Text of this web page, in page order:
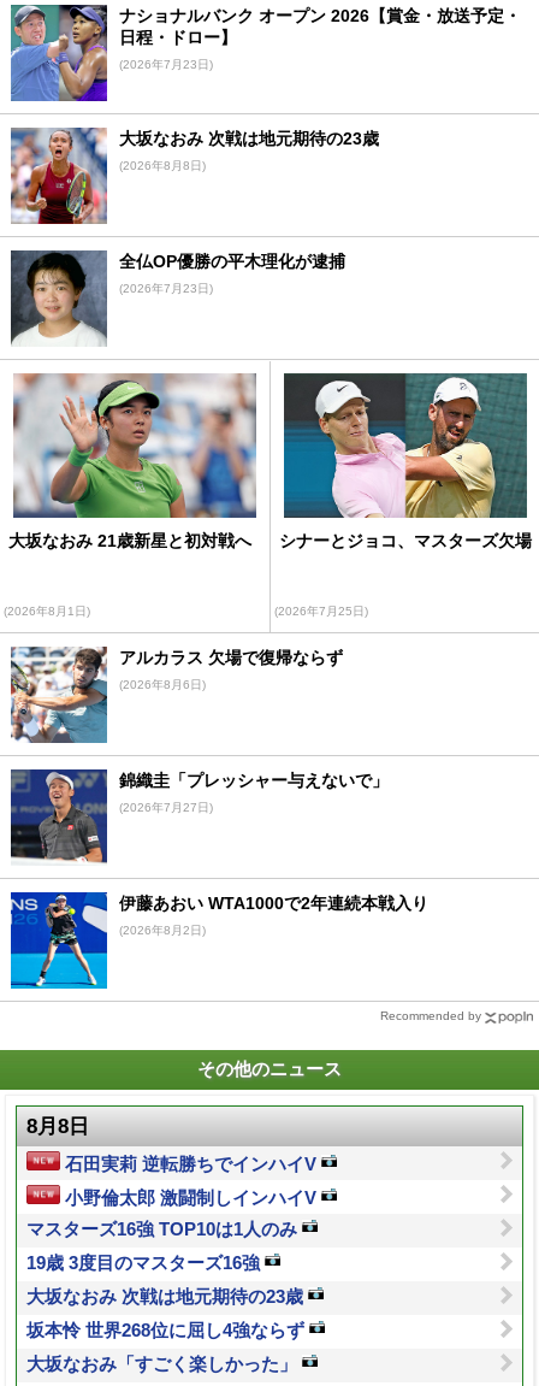
ナショナルバンク オープン 2026【賞金・放送予定・
日程・ドロー】
(2026年7月23日)
大坂なおみ 次戦は地元期待の23歳
(2026年8月8日)
全仏OP優勝の平木理化が逮捕
(2026年7月23日)
大坂なおみ 21歳新星と初対戦へ
(2026年8月1日)
シナーとジョコ、マスターズ欠場
(2026年7月25日)
アルカラス 欠場で復帰ならず
(2026年8月6日)
錦織圭「プレッシャー与えないで」
(2026年7月27日)
伊藤あおい WTA1000で2年連続本戦入り
(2026年8月2日)
Recommended by
その他のニュース
8月8日
石田実莉 逆転勝ちでインハイV
小野倫太郎 激闘制しインハイV
マスターズ16強 TOP10は1人のみ
19歳 3度目のマスターズ16強
大坂なおみ 次戦は地元期待の23歳
坂本怜 世界268位に屈し4強ならず
大坂なおみ「すごく楽しかった」